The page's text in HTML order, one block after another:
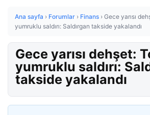
Ana sayfa › Forumlar › Finans › Gece yarısı
yumruklu saldırı: Saldırgan takside yakalandı
Gece yarısı dehşet:
yumruklu saldırı:
takside yakalandı